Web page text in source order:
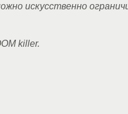
искусственно
killer.